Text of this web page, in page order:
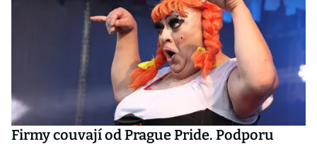
Firmy couvají od Prague Pride. Podporu